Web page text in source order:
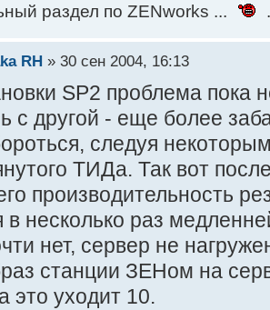
раздел по ZENworks ...
RH » 30 сен 2004, 16:13
SP2 проблема пока
с другой - еще более
следуя
ТИДа. Так вот
производительность
в несколько раз
нет, сервер не
станции ЗЕНом на
это уходит 10.